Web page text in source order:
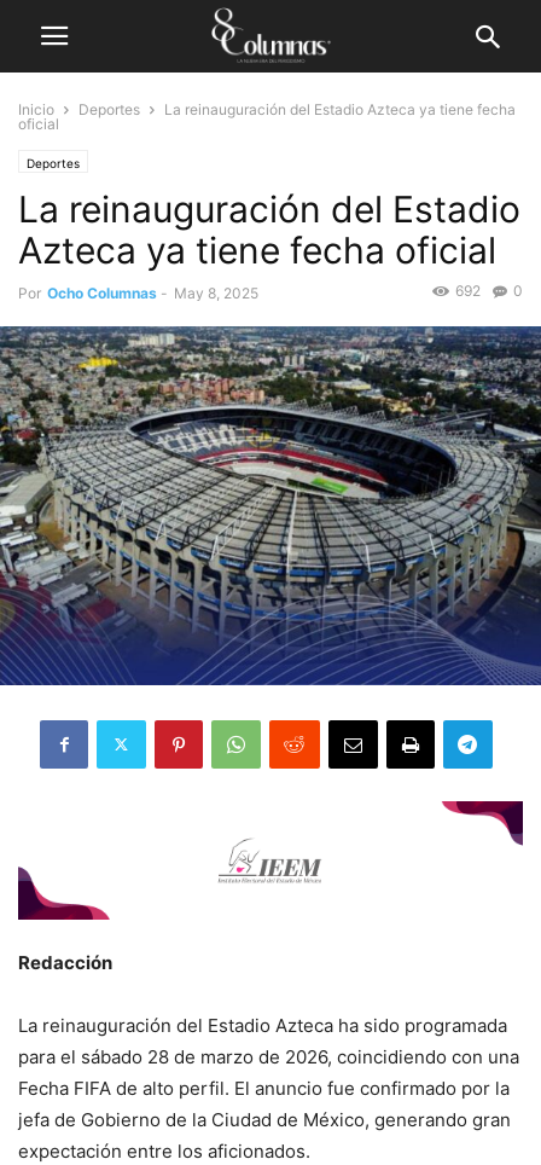
Inicio Deportes
La reinauguración del Estadio Azteca ya tiene fecha
oficial
Deportes
La reinauguración del Estadio
Azteca ya tiene fecha oficial
Por Ocho Columnas - May 8, 2025 0
692
Redacción
La reinauguración del Estadio Azteca ha sido programada
para el sábado 28 de marzo de 2026, coincidiendo con una
Fecha FIFA de alto perfil. El anuncio fue confirmado por la
jefa de Gobierno de la Ciudad de México, generando gran
expectación entre los aficionados.